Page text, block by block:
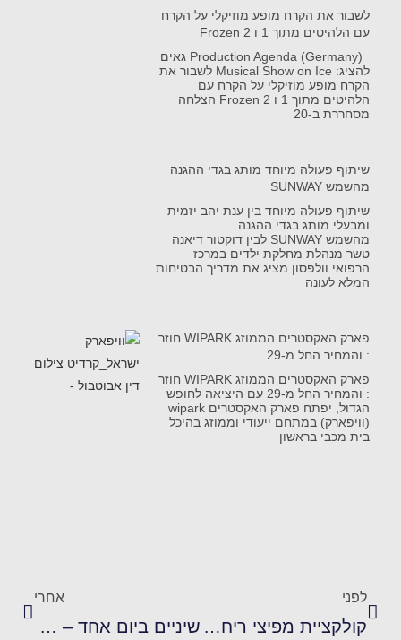
לשבור את הקרח מופע מוזיקלי על הקרח
עם הלהיטים מתוך 1 ו Frozen 2
Production Agenda (Germany) גאים
להציג: Musical Show on Ice לשבור את
הקרח מופע מוזיקלי על הקרח עם
הלהיטים מתוך 1 ו Frozen 2 הצלחה
מסחררת ב-20
שיתוף פעולה מיוחד מותג בגדי ההגנה
מהשמש SUNWAY
שיתוף פעולה מיוחד בין ענת יהב יזמית
ומבעלי מותג בגדי ההגנה
מהשמש SUNWAY לבין דוקטור דיאנה
טשר מנהלת מחלקת ילדים במרכז
הרפואי וולפסון מציג את מדריך הבטיחות
המלא לעונה
פארק האקסטרים הממוזג WIPARK חוזר
: והמחיר החל מ-29
פארק האקסטרים הממוזג WIPARK חוזר
: והמחיר החל מ-29 עם היציאה לחופש
הגדול, יפתח פארק האקסטרים wipark
(וויפארק) במתחם ייעודי וממוזג בהיכל
בית מכבי בראשון
לפני
קולקציית מפיצי ריח פרימיום בניחוחות חדשים ומרעננים לבישום חללי הבית והטקסטיל
אחרי
שיניים ביום אחד – חלום או מציאות?